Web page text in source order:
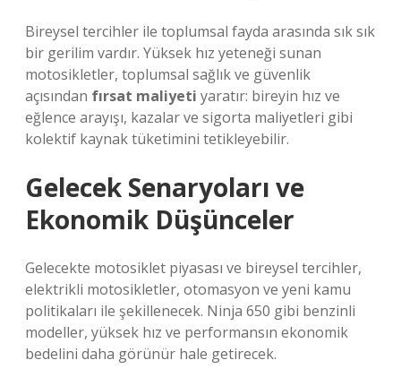
Bireysel tercihler ile toplumsal fayda arasında sık sık
bir gerilim vardır. Yüksek hız yeteneği sunan
motosikletler, toplumsal sağlık ve güvenlik
açısından fırsat maliyeti yaratır: bireyin hız ve
eğlence arayışı, kazalar ve sigorta maliyetleri gibi
kolektif kaynak tüketimini tetikleyebilir.
Gelecek Senaryoları ve
Ekonomik Düşünceler
Gelecekte motosiklet piyasası ve bireysel tercihler,
elektrikli motosikletler, otomasyon ve yeni kamu
politikaları ile şekillenecek. Ninja 650 gibi benzinli
modeller, yüksek hız ve performansın ekonomik
bedelini daha görünür hale getirecek.